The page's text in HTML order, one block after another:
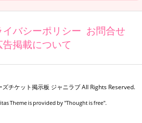
イバシーポリシー お問合せ
告掲載について
ズチケット掲示板 ジャニラブAll Rights Reserved.
Theme is provided by "Thought is free".